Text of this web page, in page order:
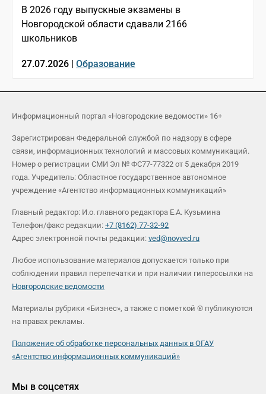
В 2026 году выпускные экзамены в
Новгородской области сдавали 2166
школьников
27.07.2026 | Образование
Информационный портал «Новгородские ведомости» 16+
Зарегистрирован Федеральной службой по надзору в сфере
связи, информационных технологий и массовых коммуникаций.
Номер о регистрации СМИ Эл № ФС77-77322 от 5 декабря 2019
года. Учредитель: Областное государственное автономное
учреждение «Агентство информационных коммуникаций»
Главный редактор: И.о. главного редактора Е.А. Кузьмина
Телефон/факс редакции: +7 (8162) 77-32-92
Адрес электронной почты редакции: ved@novved.ru
Любое использование материалов допускается только при
соблюдении правил перепечатки и при наличии гиперссылки на
Новгородские ведомости
Материалы рубрики «Бизнес», а также с пометкой ® публикуются
на правах рекламы.
Положение об обработке персональных данных в ОГАУ
«Агентство информационных коммуникаций»
Мы в соцсетях